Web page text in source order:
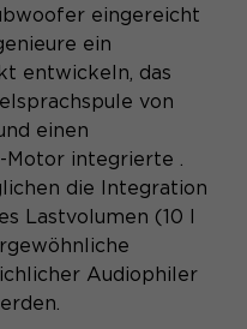
eingereicht
ein
entwickeln, das
von
einen
Motor integrierte .
die Integration
Lastvolumen (10 l
Audiophiler